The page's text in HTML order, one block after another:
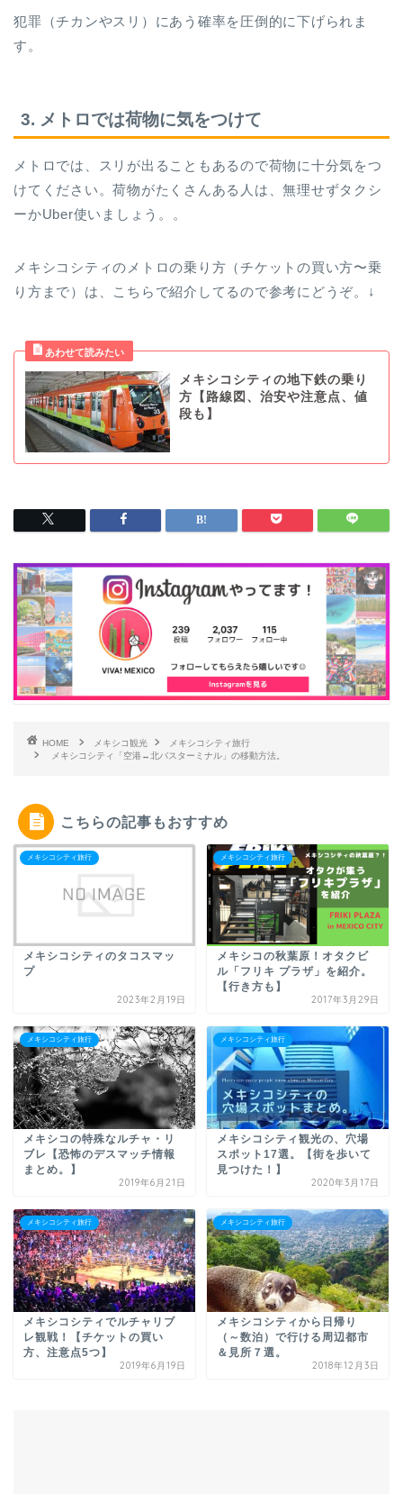
犯罪（チカンやスリ）にあう確率を圧倒的に下げられま
す。
3. メトロでは荷物に気をつけて
メトロでは、スリが出ることもあるので荷物に十分気をつ
けてください。荷物がたくさんある人は、無理せずタクシ
ーかUber使いましょう。。
メキシコシティのメトロの乗り方（チケットの買い方〜乗
り方まで）は、こちらで紹介してるので参考にどうぞ。↓
メキシコシティの地下鉄の乗り
方【路線図、治安や注意点、値
段も】
HOME メキシコ観光
メキシコシティ旅行
メキシコシティ「空港↔︎北バスターミナル」の移動方法。
こちらの記事もおすすめ
メキシコシティ旅行
メキシコシティのタコスマッ
プ
2023年2月19日
メキシコシティ旅行
メキシコの秋葉原！オタクビ
ル「フリキ プラザ」を紹介。
【行き方も】
2017年3月29日
メキシコシティ旅行
メキシコの特殊なルチャ・リ
ブレ【恐怖のデスマッチ情報
まとめ。】
2019年6月21日
メキシコシティ旅行
メキシコシティ観光の、穴場
スポット17選。【街を歩いて
見つけた！】
2020年3月17日
メキシコシティ旅行
メキシコシティでルチャリブ
レ観戦！【チケットの買い
方、注意点5つ】
2019年6月19日
メキシコシティ旅行
メキシコシティから日帰り
（～数泊）で行ける周辺都市
＆見所７選。
2018年12月3日